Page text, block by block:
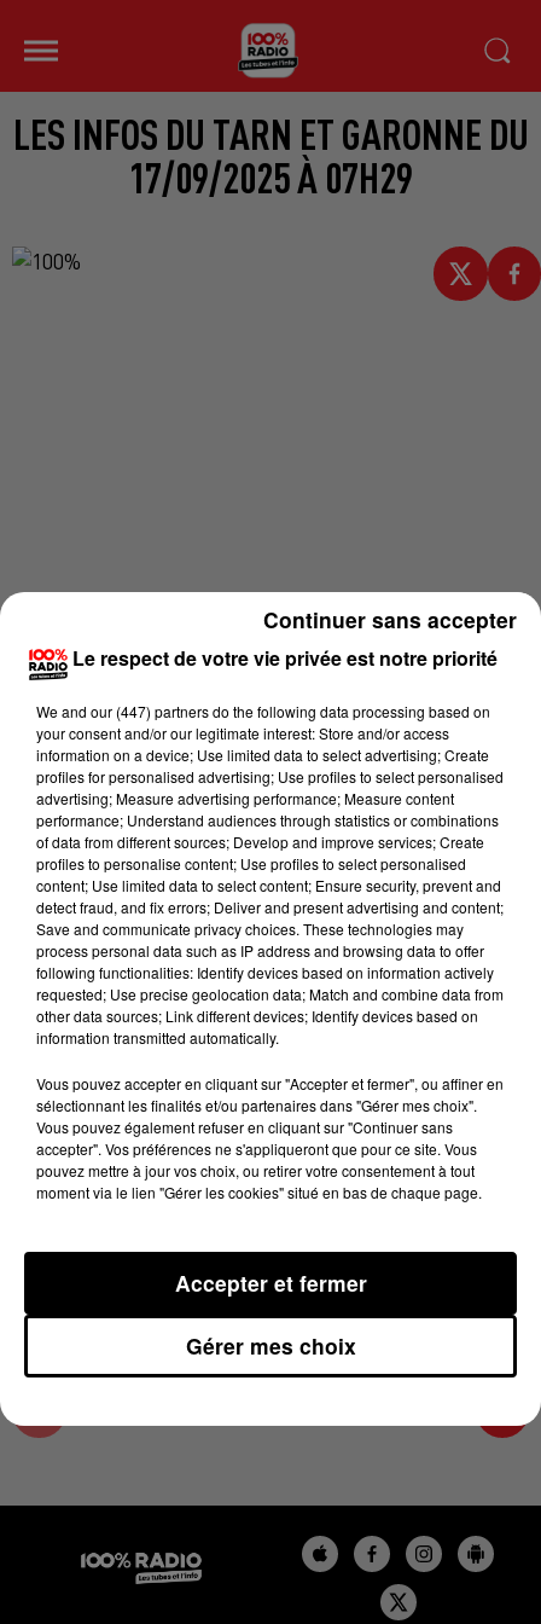
LES INFOS DU TARN ET GARONNE DU
17/09/2025 À 07H29
Lecture (4 min 19 sec)
100%
100% Radio les infos du Tarn et Garonne
17 septembre 2025 - 4 min 19 sec
LES INFOS DU TARN ET GARONNE DU
17/09/2025 À 07H29
Podcasts infos du Tarn et Garonne
Le respect de votre vie privée est notre priorité
We and our (447) partnersdo the following data processing based on
your consent and/or our legitimate interest: Store and/or access
information on a device; Use limited data to select advertising; Create
profiles for personalised advertising; Use profiles to select personalised
advertising; Measure advertising performance; Measure content
performance; Understand audiences through statistics or combinations
of data from different sources; Develop and improve services; Create
profiles to personalise content; Use profiles to select personalised
content; Use limited data to select content; Ensure security, prevent and
detect fraud, and fix errors; Deliver and present advertising and content;
Save and communicate privacy choices. These technologies may
process personal data such as IP address and browsing data to offer
following functionalities: Identify devices based on information actively
requested; Use precise geolocation data; Match and combine data from
other data sources; Link different devices; Identify devices based on
information transmitted automatically.
Vous pouvez accepter en cliquant sur "Accepter et fermer", ou affiner en
sélectionnant les finalités et/ou partenaires dans "Gérer mes choix".
Vous pouvez également refuser en cliquant sur "Continuer sans
accepter". Vos préférences ne s'appliqueront que pour ce site. Vous
pouvez mettre à jour vos choix, ou retirer votre consentement à tout
moment via le lien "Gérer les cookies" situé en bas de chaque page.
Gérer mes choix
Accepter et fermer
Continuer sans accepter